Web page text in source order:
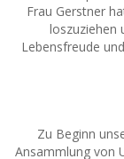
Frau Gerstner
loszuziehen
Lebensfreude
Zu Beginn
Ansammlung von